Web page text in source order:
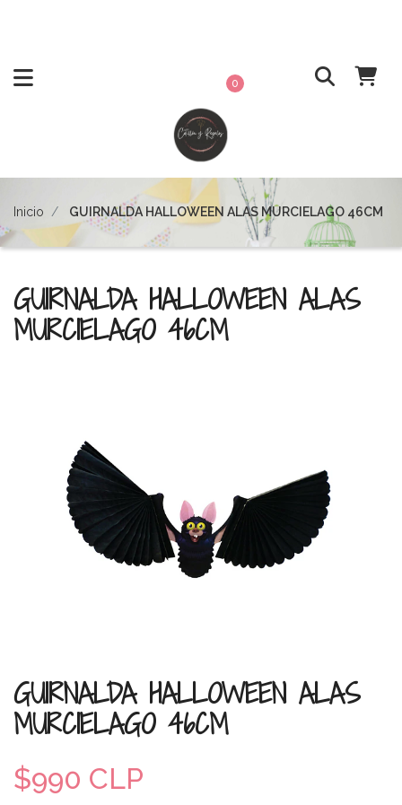
0
Inicio GUIRNALDA HALLOWEEN ALAS MURCIELAGO 46CM
GUIRNALDA HALLOWEEN ALAS
MURCIELAGO 46CM
GUIRNALDA HALLOWEEN ALAS
MURCIELAGO 46CM
$990 CLP